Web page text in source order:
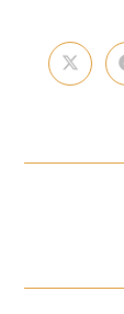
Opens
in